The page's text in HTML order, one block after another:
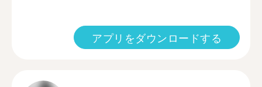
アプリをダウンロードする